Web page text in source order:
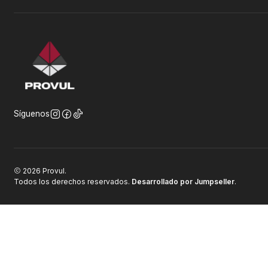
Síguenos
2026 Provul.
Todos los derechos reservados. Desarrollado por Jumpseller.